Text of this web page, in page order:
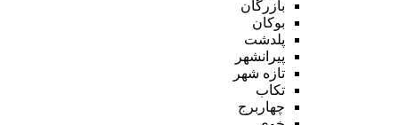
بازرگان
بوکان
پلدشت
پیرانشهر
تازه شهر
تکاب
چهاربرج